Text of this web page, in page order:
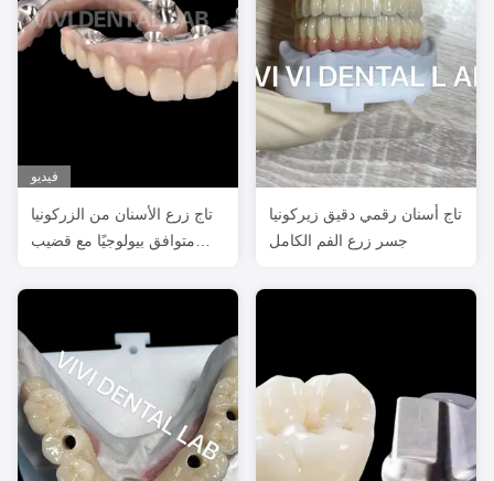
فيديو
تاج زرع الأسنان من الزركونيا
متوافق بيولوجيًا مع قضيب
تاج أسنان رقمي دقيق زيركونيا
جسر زرع الفم الكامل